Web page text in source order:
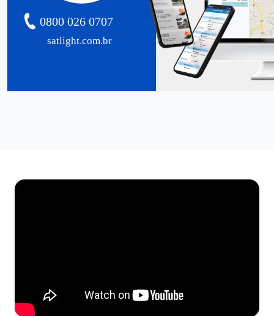
satlight.com.br
0800 026 0707